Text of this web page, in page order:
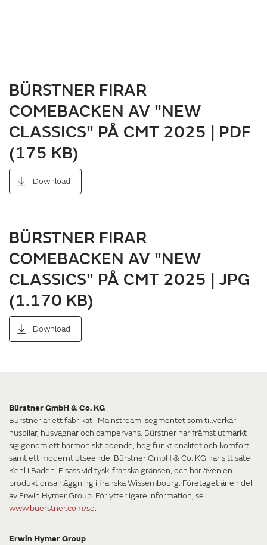
BÜRSTNER FIRAR
COMEBACKEN AV "NEW
CLASSICS" PÅ CMT 2025 | PDF
(175 KB)
Download
BÜRSTNER FIRAR
COMEBACKEN AV "NEW
CLASSICS" PÅ CMT 2025 | JPG
(1.170 KB)
Download
Bürstner GmbH & Co. KG
Bürstner är ett fabrikat i Mainstream-segmentet som tillverkar
husbilar, husvagnar och campervans. Bürstner har främst utmärkt
sig genom ett harmoniskt boende, hög funktionalitet och komfort
samt ett modernt utseende. Bürstner GmbH & Co. KG har sitt säte i
Kehl i Baden-Elsass vid tysk-franska gränsen, och har även en
produktionsanläggning i franska Wissembourg. Företaget är en del
av Erwin Hymer Group. För ytterligare information, se
www.buerstner.com/se.
Erwin Hymer Group